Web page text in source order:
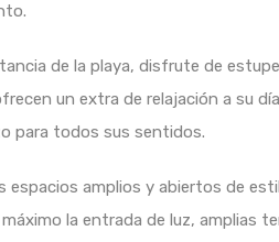
de la playa, disfrute de
un extra de relajación a su
para todos sus sentidos.
espacios amplios y abiertos de
la entrada de luz, amplias